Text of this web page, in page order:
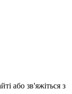
або зв'яжіться з